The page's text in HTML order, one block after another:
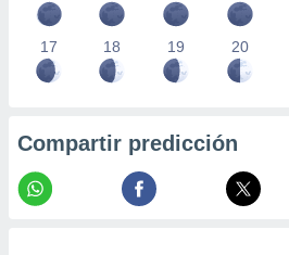
17 18 19 20
Compartir predicción